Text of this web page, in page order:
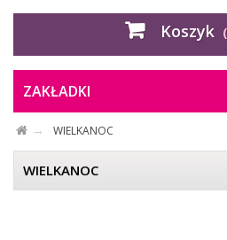
Koszyk
ZAKŁADKI
WIELKANOC
WIELKANOC